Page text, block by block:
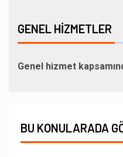
GENEL HIZMETLER
Genel hizmet
BU KONULARADA